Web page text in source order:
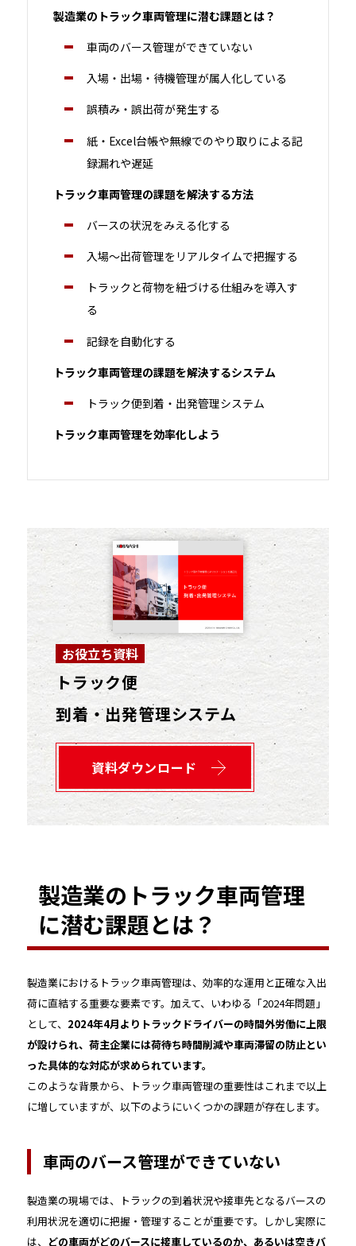
製造業のトラック車両管理に潜む課題とは？
車両のバース管理ができていない
入場・出場・待機管理が属人化している
誤積み・誤出荷が発生する
紙・Excel台帳や無線でのやり取りによる記
録漏れや遅延
トラック車両管理の課題を解決する方法
バースの状況をみえる化する
入場～出荷管理をリアルタイムで把握する
トラックと荷物を紐づける仕組みを導入す
る
記録を自動化する
トラック車両管理の課題を解決するシステム
トラック便到着・出発管理システム
トラック車両管理を効率化しよう
お役立ち資料
トラック便
到着・出発管理システム
資料ダウンロード
製造業のトラック車両管理
に潜む課題とは？
製造業におけるトラック車両管理は、効率的な運用と正確な入出
荷に直結する重要な要素です。加えて、いわゆる「2024年問題」
として、 2024年4月よりトラックドライバーの時間外労働に上限
が設けられ、荷主企業には荷待ち時間削減や車両滞留の防止とい
った具体的な対応が求められています。
このような背景から、トラック車両管理の重要性はこれまで以上
に増していますが、以下のようにいくつかの課題が存在します。
車両のバース管理ができていない
製造業の現場では、トラックの到着状況や接車先となるバースの
利用状況を適切に把握・管理することが重要です。しかし実際に
は、 どの車両がどのバースに接車しているのか、あるいは空きバ